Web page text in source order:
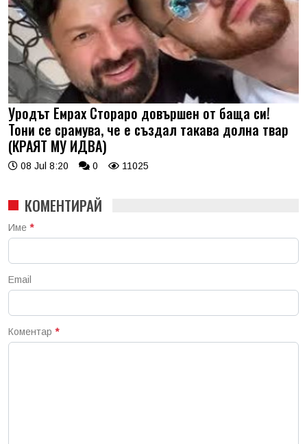
Уродът Емрах Стораро довършен от баща си!
Тони се срамува, че е създал такава долна твар
(КРАЯТ МУ ИДВА)
08 Jul 8:20 0 11025
КОМЕНТИРАЙ
Име *
Email
Коментар *